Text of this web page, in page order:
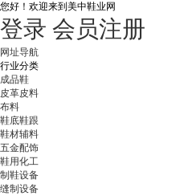
您好！ 欢迎来到美中鞋业网
登录 会员注册
网址导航
行业分类
成品鞋
皮革皮料
布料
鞋底鞋跟
鞋材辅料
五金配饰
鞋用化工
制鞋设备
缝制设备